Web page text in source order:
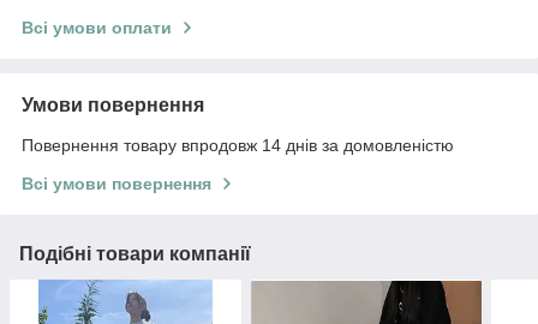
Всі умови оплати
Умови повернення
Повернення товару впродовж 14 днів за домовленістю
Всі умови повернення
Подібні товари компанії